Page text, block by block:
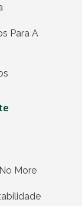
Para A
More